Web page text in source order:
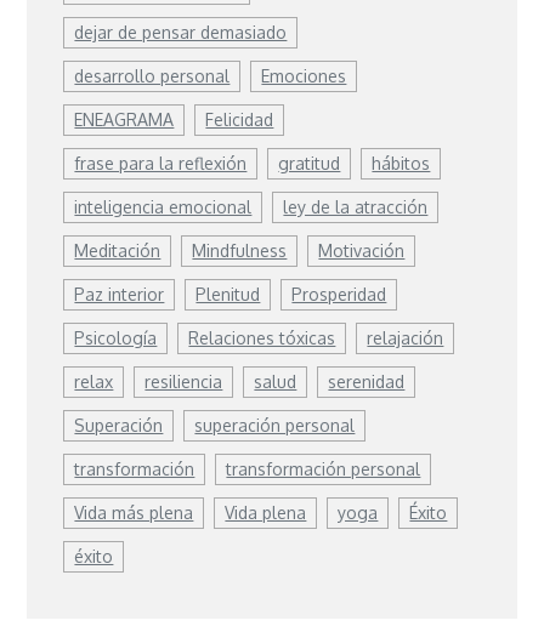
dejar de pensar demasiado
desarrollo personal Emociones
ENEAGRAMA Felicidad
frase para la reflexión gratitud hábitos
inteligencia emocional ley de la atracción
Meditación Mindfulness Motivación
Paz interior Plenitud Prosperidad
Psicología Relaciones tóxicas relajación
relax resiliencia salud serenidad
Superación superación personal
transformación transformación personal
Vida más plena Vida plena yoga Éxito
éxito